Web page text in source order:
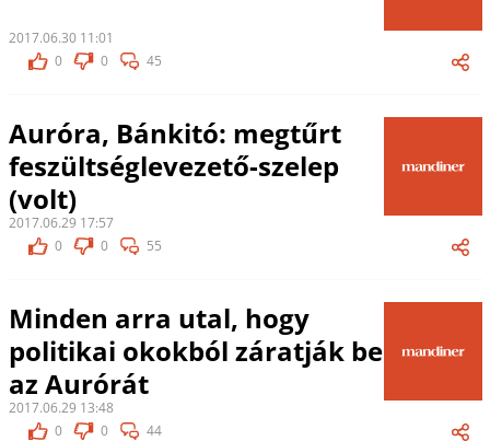
2017.06.30 11:01
0
0 45
Auróra, Bánkitó: megtűrt
feszültséglevezető-szelep
(volt)
2017.06.29 17:57
0
0 55
Minden arra utal, hogy
politikai okokból záratják be
az Aurórát
2017.06.29 13:48
0
0 44